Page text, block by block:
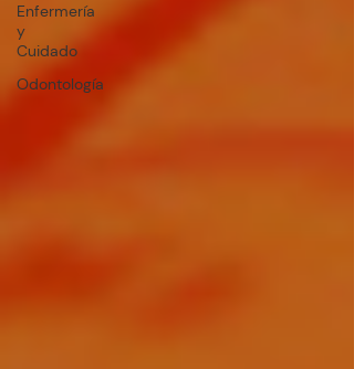
Enfermería
y
Cuidado
Odontología